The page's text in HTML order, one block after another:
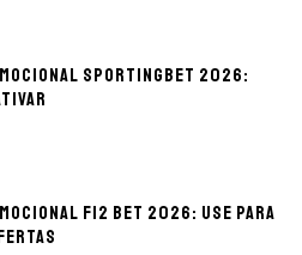
Sportingbet 2026:
F12 Bet 2026: use para